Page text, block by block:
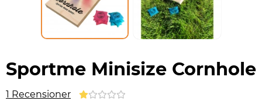
Sportme Minisize Cornhole
1 Recensioner